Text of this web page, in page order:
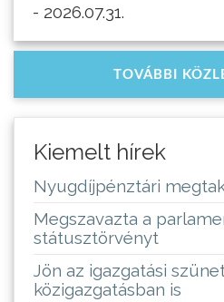
- 2026.07.31.
TOVÁBBI
Kiemelt hírek
Nyugdíjpénztári
Megszavazta a
státusztörvényt
Jön az igazgatási
közigazgatásban is